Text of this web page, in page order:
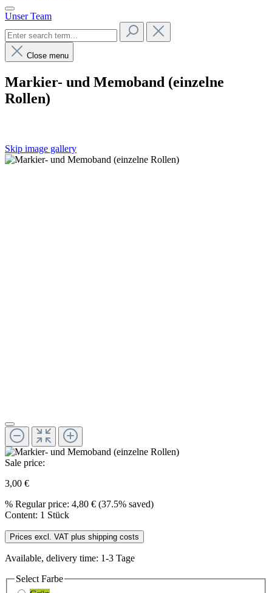
Unser Team
Close menu
Markier- und Memoband (einzelne
Rollen)
Skip image gallery
Sale price:
3,00 €
% Regular price: 4,80 € (37.5% saved)
Content: 1 Stück
Prices excl. VAT plus shipping costs
Available, delivery time: 1-3 Tage
Select Farbe